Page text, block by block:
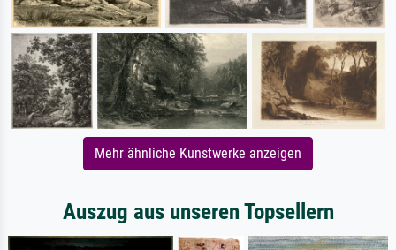
Mehr ähnliche Kunstwerke anzeigen
Auszug aus unseren Topsellern